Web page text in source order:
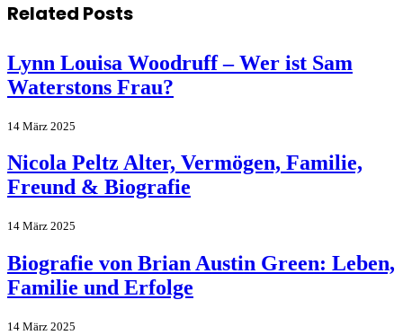
Related Posts
Lynn Louisa Woodruff – Wer ist Sam
Waterstons Frau?
14 März 2025
Nicola Peltz Alter, Vermögen, Familie,
Freund & Biografie
14 März 2025
Biografie von Brian Austin Green: Leben,
Familie und Erfolge
14 März 2025